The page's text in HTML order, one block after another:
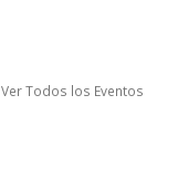
Ver Todos los Eventos